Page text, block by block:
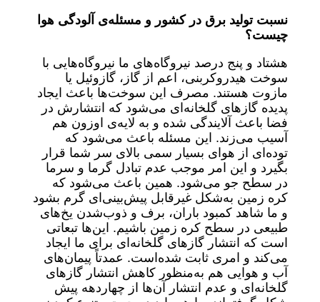
نسبت تولید برق در کشور و مسئله‌ی آلودگی هوا
چیست؟
هشتاد و پنج درصد نیروگاه‌های ما نیروگاه‌هایی با
سوخت هیدروکربنی، اعم از گاز، گازوئیل یا
مازوت هستند. مصرف این سوخت‌ها باعث ایجاد
پدیده گازهای گلخانه‌ای می‌شود که انتشارش در
فضا باعث آلایندگی شده و به لایه‌ی اوزون هم
آسیب می‌زند. این مسئله باعث می‌شود که
توده‌ای از هوای بسیار سمی بالای سر شما قرار
بگیرد و این امر موجب عدم تبادل گرما و سرما
در سطح جو می‌شود. همین باعث می‌شود که
کره زمین به‌شکل غیرقابل پیش‌بینی‌ای گرم بشود
و ما شاهد کمبود باران، برف و ذوب‌شدن یخ‌های
طبیعی در سطح کره زمین باشیم. این‌ها تبعاتی
است که انتشار گازهای گلخانه‌ای برای ما ایجاد
می‌کند و امری ثابت شده‌است. عمدتاً پیمان‌های
آب و هوایی هم به‌منظور کاهش انتشار گازهای
گلخانه‌ای و عدم انتشار آن‌ها از چهاردهه پیش